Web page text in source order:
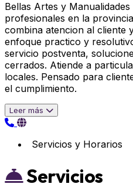
Bellas Artes y
profesionales en la
combina atencion al cliente
enfoque practico y
servicio postventa,
cerrados. Atiende a
locales. Pensado para
el cumplimiento.
Leer más
Servicios y Horarios
Servicios